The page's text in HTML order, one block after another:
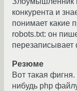
конкурента и
понимает какие
robots.txt: он
перезаписывает
Резюме
Вот такая
нибудь php